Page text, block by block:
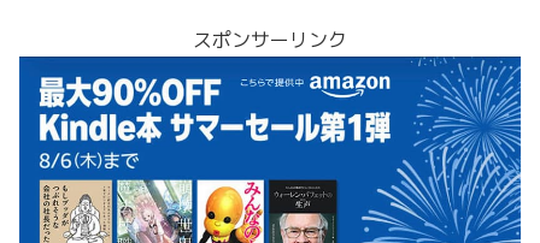
スポンサーリンク